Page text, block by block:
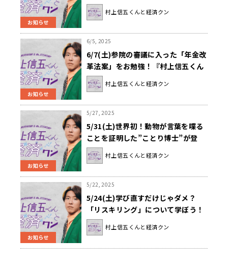
お知らせ
済クン』
村上信五くんと経済クン
お知らせ
6/5, 2025
6/7(土)参院の審議に入った「年金改
革法案」をお勉強！『村上信五くん
と経済クン』
村上信五くんと経済クン
お知らせ
5/27, 2025
5/31(土)世界初！動物が言葉を喋る
ことを証明した”ことり博士”が登
場！『村上信五くんと経済クン』
村上信五くんと経済クン
お知らせ
5/22, 2025
5/24(土)学び直すだけじゃダメ？
「リスキリング」について学ぼう！
『村上信五くんと経済クン』
村上信五くんと経済クン